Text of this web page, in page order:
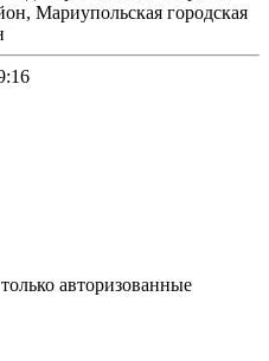
Мариупольская городская
авторизованные